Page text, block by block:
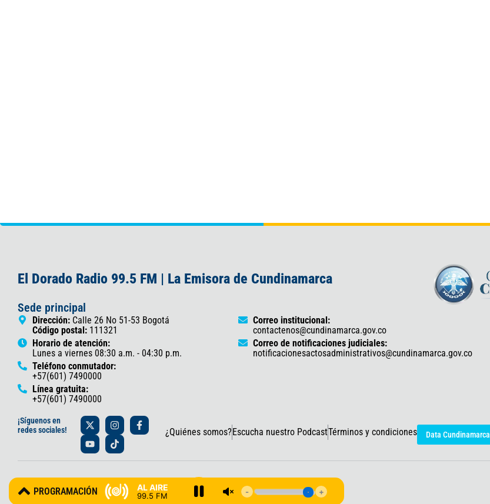
El Dorado Radio 99.5 FM | La Emisora de Cundinamarca
Sede principal
Dirección: Calle 26 No 51-53 Bogotá
Código postal: 111321
Horario de atención:
Lunes a viernes 08:30 a.m. - 04:30 p.m.
Teléfono conmutador:
+57(601) 7490000
Línea gratuita:
+57(601) 7490000
Correo institucional:
contactenos@cundinamarca.gov.co
Correo de notificaciones judiciales:
notificacionesactosadministrativos@cundinamarca.gov.co
AL AIRE
99.5 FM
¡Síguenos en
redes sociales!
X
-
t
w
i
t
e
r
I
n
s
t
a
r
a
m
F
a
c
o
k
-
Y
o
u
t
u
e
T
i
k
t
o
¿Quiénes somos?Escucha nuestro PodcastTérminos y condiciones Data Cundinamarca
© 2025 Gobernación de Cundinamarca – Oficina de Prensa y Comunicaciones
PROGRAMACIÓN